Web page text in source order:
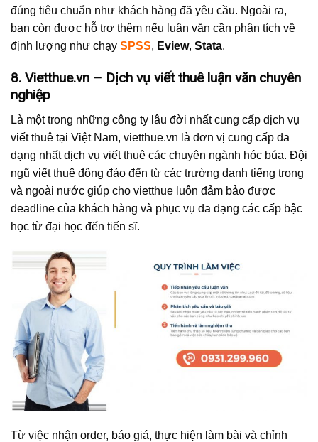
đúng tiêu chuẩn như khách hàng đã yêu cầu. Ngoài ra,
bạn còn được hỗ trợ thêm nếu luận văn cần phân tích về
định lượng như chạy SPSS, Eview, Stata.
8. Vietthue.vn – Dịch vụ viết thuê luận văn chuyên
nghiệp
Là một trong những công ty lâu đời nhất cung cấp dịch vụ
viết thuê tại Việt Nam, vietthue.vn là đơn vị cung cấp đa
dạng nhất dịch vụ viết thuê các chuyên ngành hóc búa. Đội
ngũ viết thuê đông đảo đến từ các trường danh tiếng trong
và ngoài nước giúp cho vietthue luôn đảm bảo được
deadline của khách hàng và phục vụ đa dạng các cấp bậc
học từ đại học đến tiến sĩ.
Từ việc nhận order, báo giá, thực hiện làm bài và chỉnh